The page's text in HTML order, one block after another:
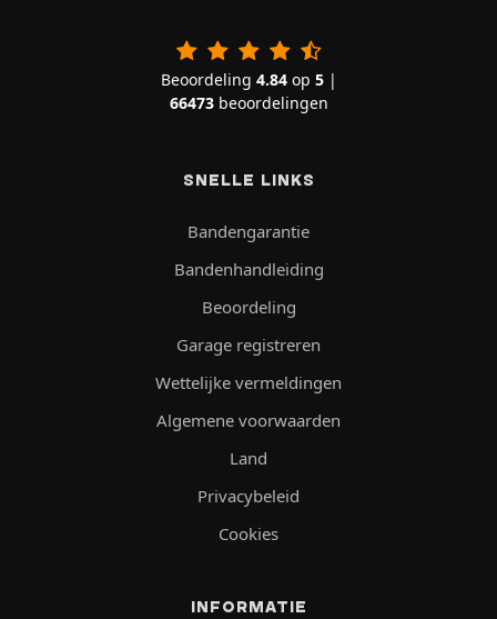
Beoordeling 4.84op 5|
66473beoordelingen
SNELLE LINKS
Bandengarantie
Bandenhandleiding
Beoordeling
Garage registreren
Wettelijke vermeldingen
Algemene voorwaarden
Land
Privacybeleid
Cookies
INFORMATIE